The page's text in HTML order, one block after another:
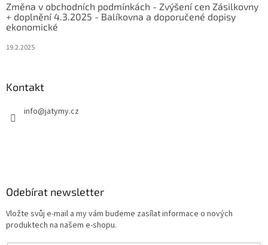
Změna v obchodních podmínkách - Zvýšení cen Zásilkovny
+ doplnění 4.3.2025 - Balíkovna a doporučené dopisy
ekonomické
19.2.2025
Kontakt
info@jatymy.cz
Odebírat newsletter
Vložte svůj e-mail a my vám budeme zasílat informace o nových
produktech na našem e-shopu.